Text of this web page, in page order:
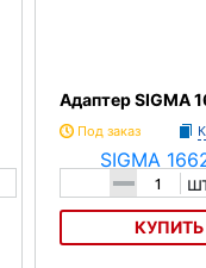
Адаптер SIGMA
Под заказ
-
КУПИТЬ